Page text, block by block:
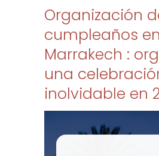
Organización
cumpleaños en
Marrakech :
una
inolvidable en